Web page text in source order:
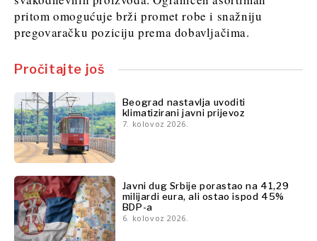
Znanost
Rudarstvo
Održivost
Telekom
Turizam
Prijevoz
Trgovina
Insights
Rudarstvo
Maloprodaja
Održivost
Telekom
Turizam
Prijevoz
Trgovina
Insights
Intervju
Mišljenje
pritom omogućuje brži promet robe i snažniju
pregovaračku poziciju prema dobavljačima.
Pročitajte još
Beograd nastavlja uvoditi
klimatizirani javni prijevoz
7. kolovoz 2026.
Javni dug Srbije porastao na 41,29
milijardi eura, ali ostao ispod 45%
BDP-a
6. kolovoz 2026.